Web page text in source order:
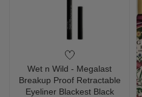
Wet n Wild - Megalast
Breakup Proof Retractable
Eyeliner Blackest Black